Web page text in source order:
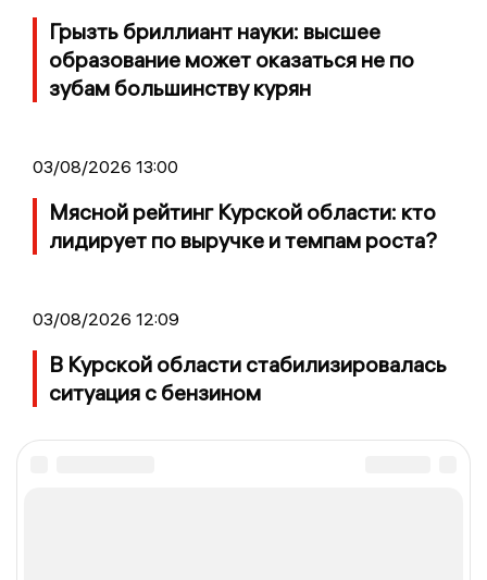
Грызть бриллиант науки: высшее
образование может оказаться не по
зубам большинству курян
03/08/2026 13:00
Мясной рейтинг Курской области: кто
лидирует по выручке и темпам роста?
03/08/2026 12:09
В Курской области стабилизировалась
ситуация с бензином